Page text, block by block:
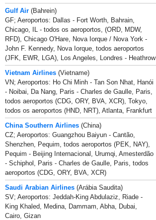
Gulf Air (Bahrein)
GF; Aeroportos: Dallas - Fort Worth, Bahrain,
Chicago, IL - todos os aeroportos, (ORD, MDW,
RFD), Chicago O'Hare, Nova Iorque / Nova York -
John F. Kennedy, Nova Iorque, todos aeroportos
(JFK, EWR, LGA), Los Angeles, Londres - Heathrow
Vietnam Airlines (Vietname)
VN; Aeroportos: Ho Chi Minh - Tan Son Nhat, Hanói
- Noibai, Da Nang, Paris - Charles de Gaulle, Paris,
todos aeroportos (CDG, ORY, BVA, XCR), Tokyo,
todos os aeroportos (HND, NRT), Atlanta, Frankfurt
China Southern Airlines (China)
CZ; Aeroportos: Guangzhou Baiyun - Cantão,
Shenzhen, Pequim, todos aeroportos (PEK, NAY),
Pequim - Beijing Internacional, Urumqi, Amesterdão
- Schiphol, Paris - Charles de Gaulle, Paris, todos
aeroportos (CDG, ORY, BVA, XCR)
Saudi Arabian Airlines (Arábia Saudita)
SV; Aeroportos: Jeddah-King Abdulaziz, Riade -
King Khaled, Medina, Dammam, Abha, Dubai,
Cairo, Gizan